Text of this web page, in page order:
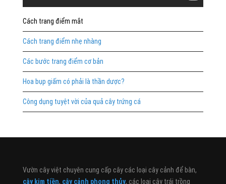
Cách trang điểm mắt
Cách trang điểm nhẹ nhàng
Các bước trang điểm cơ bản
Hoa bụp giấm có phải là thần dược?
Công dụng tuyệt vời của quả cây trứng cá
Vườn cây việt chuyên cung cấp cây các loại cây cảnh để bàn,
cây kim tiền, cây cảnh phong thủy, các loại cây trái trồng